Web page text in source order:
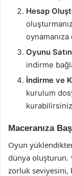
Hesap
oynamanıza
Oyunu
indirme
İndirme ve
kurulum
Maceranıza
Oyun
dünya oluşturun.
zorluk seviyesini,